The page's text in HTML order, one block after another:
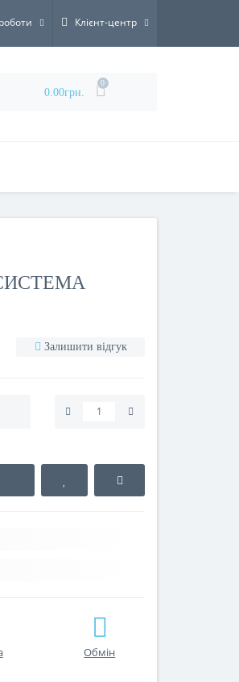
Клієнт-центр
0.00грн.
0
Залишити відгук
Обмін